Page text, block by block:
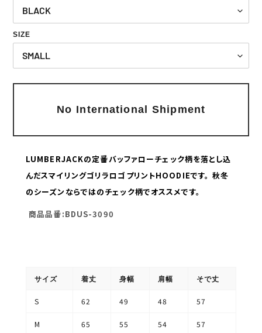
SIZE
No International Shipment
Adding
LUMBERJACKの定番バッファローチェック柄を落とし込
んだスマイリングゴリラロゴプリントHOODIEです。 秋冬
のシーズンならではのチェック柄でオススメです。
商品品番:BDUS-3090
サイズ 着丈 身幅 肩幅 そで丈
S 62 49 48 57
M 65 55 54 57